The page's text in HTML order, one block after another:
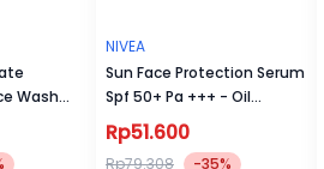
Wash
NIVEA
Sun Face Protection Serum
Spf 50+ Pa +++ - Oil
Control 30 ml
Rp51.600
Rp79.308 -35%